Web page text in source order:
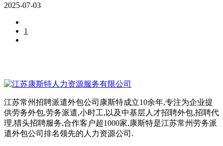
2025-07-03
1
江苏常州招聘派遣外包公司康斯特成立10余年,专注为企业提
供劳务外包,劳务派遣,小时工,以及中基层人才招聘外包,招聘代
理,猎头招聘服务,合作客户超1000家,康斯特是江苏常州劳务派
遣外包公司排名领先的人力资源公司.